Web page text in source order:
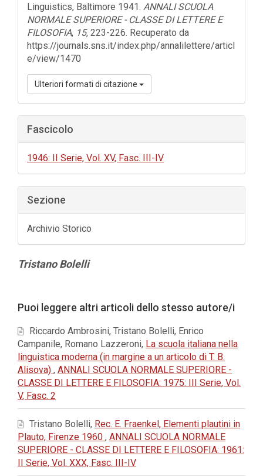
Linguistics, Baltimore 1941. ANNALI SCUOLA
NORMALE SUPERIORE - CLASSE DI LETTERE E
FILOSOFIA, 15, 223-226. Recuperato da
https://journals.sns.it/index.php/annalilettere/articl
e/view/1470
Ulteriori formati di citazione
Fascicolo
1946: II Serie, Vol. XV, Fasc. III-IV
Sezione
Archivio Storico
Contenuto
Tristano Bolelli
dell'articolo
Puoi leggere altri articoli dello stesso autore/i
Riccardo Ambrosini, Tristano Bolelli, Enrico
Campanile, Romano Lazzeroni, La scuola italiana nella
linguistica moderna (in margine a un articolo di T. B.
Alisova) , ANNALI SCUOLA NORMALE SUPERIORE -
CLASSE DI LETTERE E FILOSOFIA: 1975: III Serie, Vol.
V, Fasc. 2
Tristano Bolelli, Rec. E. Fraenkel, Elementi plautini in
Plauto, Firenze 1960 , ANNALI SCUOLA NORMALE
SUPERIORE - CLASSE DI LETTERE E FILOSOFIA: 1961:
II Serie, Vol. XXX, Fasc. III-IV